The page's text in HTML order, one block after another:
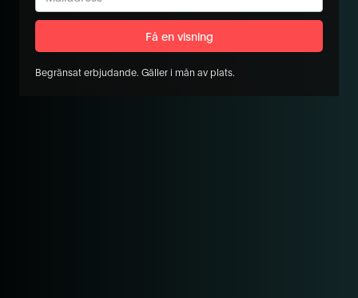
Begränsat erbjudande. Gäller i mån av plats.